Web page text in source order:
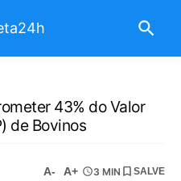
43% do Valor
de Bovinos
A- A+ 3 MIN SALVE